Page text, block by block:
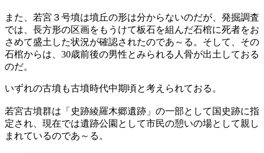
また、若宮３号墳は墳丘の形は分からないのだが、発掘調査
では、長方形の区画をもうけて板石を組んだ石棺に死者をお
さめて盛土した状況が確認されたのであ～る。そして、その
石棺からは、30歳前後の男性とみられる人骨が出土しておる
のだ。
いずれの古墳も古墳時代中期頃と考えられておる。
若宮古墳群は「史跡綾羅木郷遺跡」の一部として国史跡に指
定され、現在では遺跡公園として市民の憩いの場として親し
まれているのであ～る。